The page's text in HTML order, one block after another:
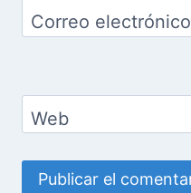
Correo electrónico
Web